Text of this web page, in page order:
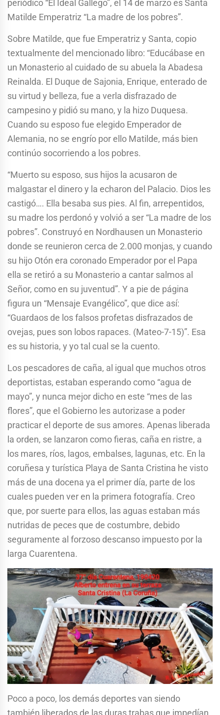
periódico “El Ideal Gallego”, el 14 de marzo es Santa
Matilde Emperatriz “La madre de los pobres”.
Sobre Matilde, que fue Emperatriz y Santa, copio
textualmente del mencionado libro: “Educábase en
un Monasterio al cuidado de su abuela la Abadesa
Reinalda. El Duque de Sajonia, Enrique, enterado de
su virtud y belleza, fue a verla disfrazado de
campesino y pidió su mano, y la hizo Duquesa.
Cuando su esposo fue elegido Emperador de
Alemania, no se engrío por ello Matilde, más bien
continúo socorriendo a los pobres.
“Muerto su esposo, sus hijos la acusaron de
malgastar el dinero y la echaron del Palacio. Dios les
castigó…. Ella besaba sus pies. Al fin, arrepentidos,
su madre los perdonó y volvió a ser “La madre de los
pobres”. Construyó en Nordhausen un Monasterio
donde se reunieron cerca de 2.000 monjas, y cuando
su hijo Otón era coronado Emperador por el Papa
ella se retiró a su Monasterio a cantar salmos al
Señor, como en su juventud”. Y a pie de página
figura un “Mensaje Evangélico”, que dice así:
“Guardaos de los falsos profetas disfrazados de
ovejas, pues son lobos rapaces. (Mateo-7-15)”. Esa
es su historia, y yo tal cual se la cuento.
Los pescadores de caña, al igual que muchos otros
deportistas, estaban esperando como “agua de
mayo”, y nunca mejor dicho en este “mes de las
flores”, que el Gobierno les autorizase a poder
practicar el deporte de sus amores. Apenas liberada
la orden, se lanzaron como fieras, caña en ristre, a
los mares, ríos, lagos, embalses, lagunas, etc. En la
coruñesa y turística Playa de Santa Cristina he visto
más de una docena ya el primer día, parte de los
cuales pueden ver en la primera fotografía. Creo
que, por suerte para ellos, las aguas estaban más
nutridas de peces que de costumbre, debido
seguramente al forzoso descanso impuesto por la
larga Cuarentena.
Poco a poco, los demás deportes van siendo